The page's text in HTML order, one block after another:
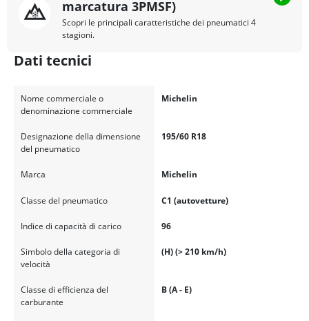
marcatura 3PMSF)
Scopri le principali caratteristiche dei pneumatici 4
stagioni.
Dati tecnici
Nome commerciale o
denominazione commerciale
Michelin
Designazione della dimensione
del pneumatico
195/60 R18
Marca Michelin
Classe del pneumatico C1 (autovetture)
Indice di capacità di carico 96
Simbolo della categoria di
velocità
(H) (> 210 km/h)
Classe di efficienza del
carburante
B (A - E)